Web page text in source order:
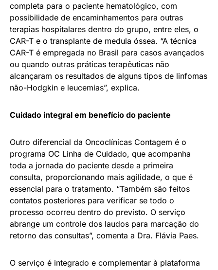
completa para o paciente hematológico, com
possibilidade de encaminhamentos para outras
terapias hospitalares dentro do grupo, entre eles, o
CAR-T e o transplante de medula óssea. “A técnica
CAR-T é empregada no Brasil para casos avançados
ou quando outras práticas terapêuticas não
alcançaram os resultados de alguns tipos de linfomas
não-Hodgkin e leucemias”, explica.
Cuidado integral em benefício do paciente
Outro diferencial da Oncoclínicas Contagem é o
programa OC Linha de Cuidado, que acompanha
toda a jornada do paciente desde a primeira
consulta, proporcionando mais agilidade, o que é
essencial para o tratamento. “Também são feitos
contatos posteriores para verificar se todo o
processo ocorreu dentro do previsto. O serviço
abrange um controle dos laudos para marcação do
retorno das consultas”, comenta a Dra. Flávia Paes.
O serviço é integrado e complementar à plataforma